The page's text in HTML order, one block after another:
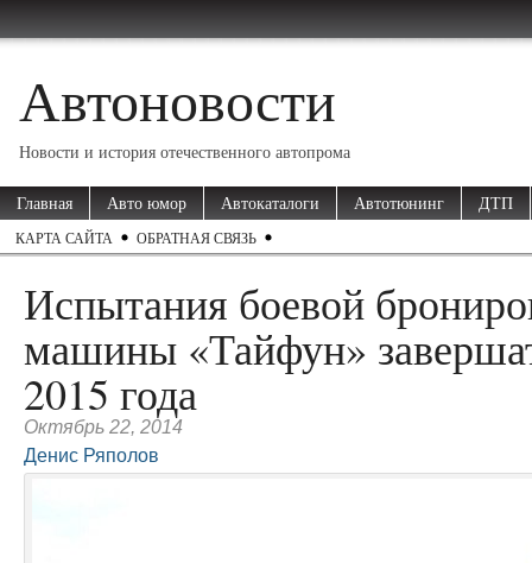
Автоновости
Новости и история отечественного автопрома
Главная Авто юмор Автокаталоги Автотюнинг ДТП
КАРТА САЙТА ОБРАТНАЯ СВЯЗЬ
Испытания боевой
машины «Тайфун»
2015 года
Октябрь 22, 2014
Денис Ряполов